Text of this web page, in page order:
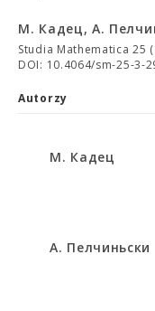
М. Кадец, А.
Studia Mathematica 25
DOI: 10.4064/sm-25-3-
Autorzy
М. Кадец
А. Пелчиньски